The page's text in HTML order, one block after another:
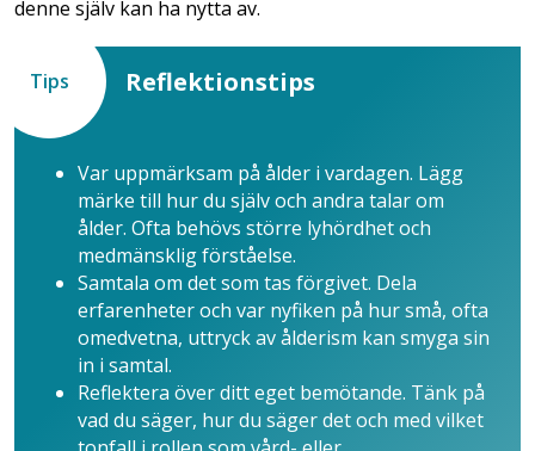
denne själv kan ha nytta av.
Tips Reflektionstips
Var uppmärksam på ålder i var­dagen. Lägg
märke till hur du själv och andra talar om
ålder. Ofta behövs större lyhördhet och
medmänsklig förståelse.
Samtala om det som tas förgivet. Dela
erfarenheter och var nyfiken på hur små, ofta
omedvetna, uttryck av ålderism kan smyga sin
in i samtal.
Reflektera över ditt eget bemötande. Tänk på
vad du säger, hur du säger det och med vilket